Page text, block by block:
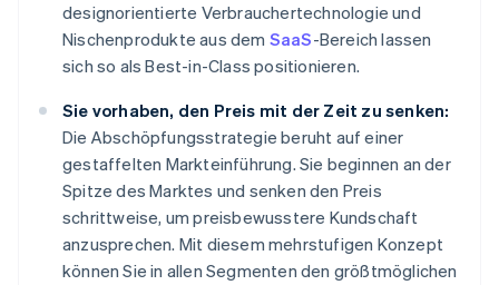
designorientierte Verbrauchertechnologie und
Nischenprodukte aus dem SaaS-Bereich lassen
sich so als Best-in-Class positionieren.
Sie vorhaben, den Preis mit der Zeit zu senken:
Die Abschöpfungsstrategie beruht auf einer
gestaffelten Markteinführung. Sie beginnen an der
Spitze des Marktes und senken den Preis
schrittweise, um preisbewusstere Kundschaft
anzusprechen. Mit diesem mehrstufigen Konzept
können Sie in allen Segmenten den größtmöglichen